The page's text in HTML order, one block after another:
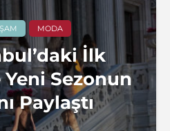
MODA
İlk
Sezonun
Paylaştı